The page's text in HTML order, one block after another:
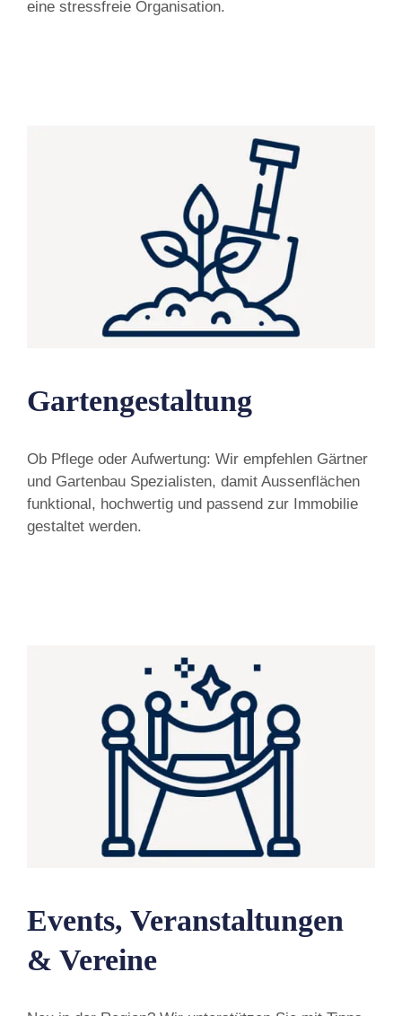
eine stressfreie Organisation.
Gartengestaltung
Ob Pflege oder Aufwertung: Wir empfehlen Gärtner
und Gartenbau Spezialisten, damit Aussenflächen
funktional, hochwertig und passend zur Immobilie
gestaltet werden.
Events, Veranstaltungen
& Vereine